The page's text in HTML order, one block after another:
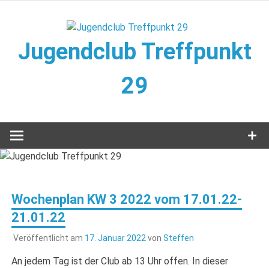
Jugendclub Treffpunkt
29
Wochenplan KW 3 2022 vom 17.01.22-
21.01.22
Veröffentlicht am 17. Januar 2022von Steffen
An jedem Tag ist der Club ab 13 Uhr offen. In dieser